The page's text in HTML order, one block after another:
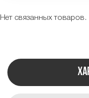
Нет связанных товаров.